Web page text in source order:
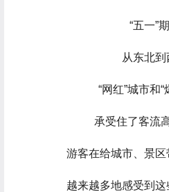
“五一”
从东北到
“网红”城市和“
承受住了客流
游客在给城市、景
越来越多地感受到